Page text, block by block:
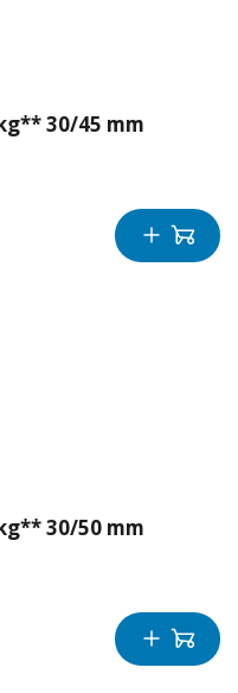
30/45 mm
30/50 mm